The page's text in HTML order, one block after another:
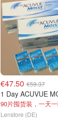
€47.50 €59.37
1 Day ACUVUE
90片囤货装，一天
Lenstore (DE)